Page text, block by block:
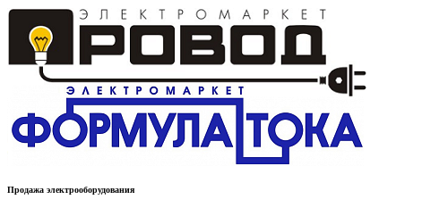
Продажа электрооборудования